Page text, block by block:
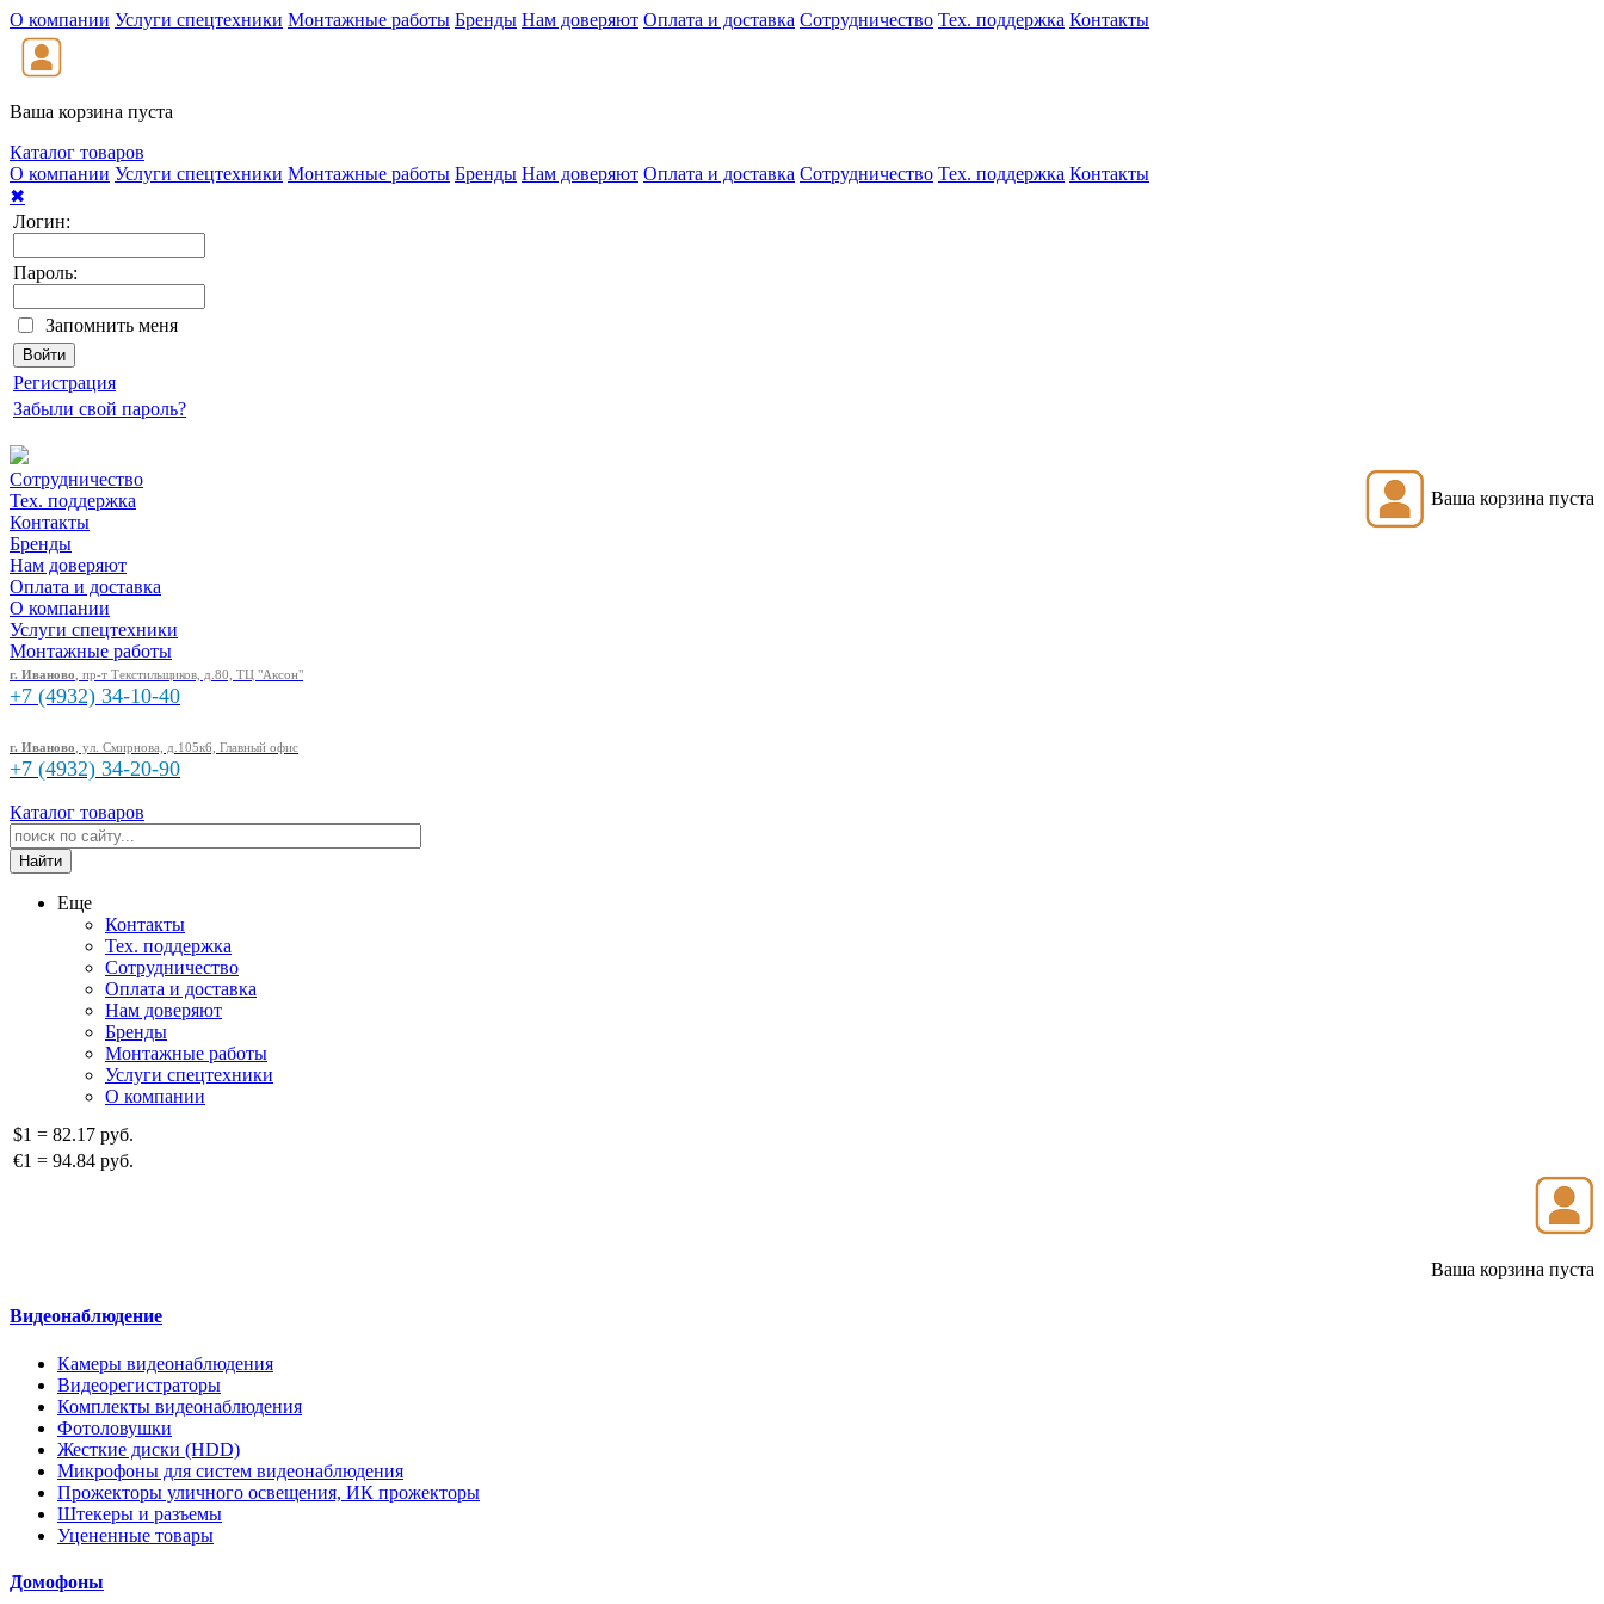
О компании Услуги спецтехники Монтажные работы Бренды Нам доверяют Оплата и доставка Сотрудничество Тех. поддержка Контакты
Ваша корзина пуста
Каталог товаров
О компании Услуги спецтехники Монтажные работы Бренды Нам доверяют Оплата и доставка Сотрудничество Тех. поддержка Контакты
✖
Логин:
Пароль:
Запомнить меня
Регистрация
Забыли свой пароль?
Ваша корзина пуста
Сотрудничество
Тех. поддержка
Контакты
Бренды
Нам доверяют
Оплата и доставка
О компании
Услуги спецтехники
Монтажные работы
г. Иваново , пр-т Текстильщиков, д.80, ТЦ "Аксон"
+7 (4932) 34-10-40
г. Иваново , ул. Смирнова, д.105к6, Главный офис
+7 (4932) 34-20-90
Каталог товаров
Еще
Контакты
Тех. поддержка
Сотрудничество
Оплата и доставка
Нам доверяют
Бренды
Монтажные работы
Услуги спецтехники
О компании
$1 = 82.17 руб.
€1 = 94.84 руб.
Ваша корзина пуста
Видеонаблюдение
Камеры видеонаблюдения
Видеорегистраторы
Комплекты видеонаблюдения
Фотоловушки
Жесткие диски (HDD)
Микрофоны для систем видеонаблюдения
Прожекторы уличного освещения, ИК прожекторы
Штекеры и разъемы
Уцененные товары
Домофоны